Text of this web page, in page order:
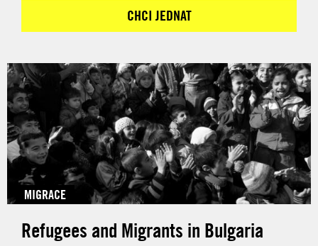
CHCI JEDNAT
MIGRACE
Refugees and Migrants in Bulgaria